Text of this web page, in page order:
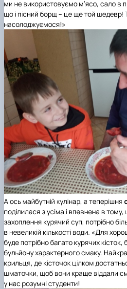
ми не використовуємо м’ясо, сало в
що і пісний борщ – це ще той шедевр!
насолоджуємося!»
А ось майбутній кулінар, а теперішня
поділилася з усіма і впевнена в
захоплення курячий суп, потрібно
в невеликій кількості води. «Для
буде потрібно багато курячих
бульйону характерного смаку.
крильця, де кісточок цілком
шматочки, щоб вони краще віддали
у нас розумні студенти!